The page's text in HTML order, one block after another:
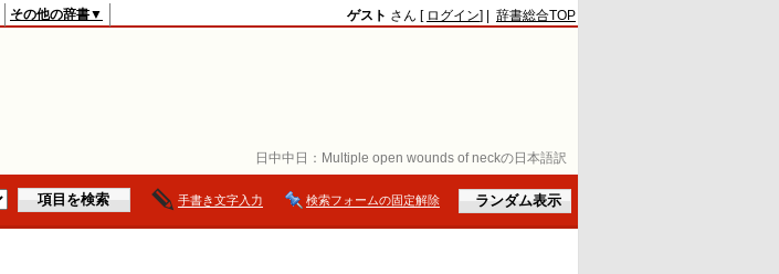
日中中日： Multiple open wounds of neckの日本語訳
その他の辞書▼ ゲスト さん [ ログイン] | 辞書総合TOP
手書き文字入力 検索フォームの固定解除